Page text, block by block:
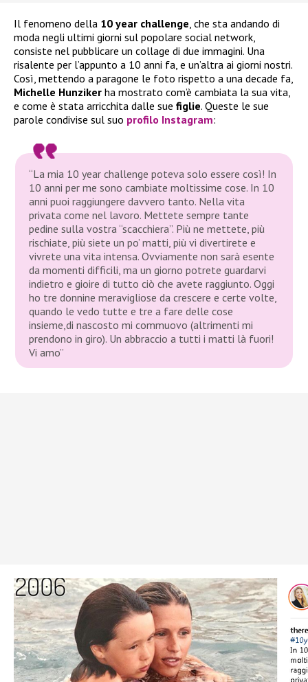
Il fenomeno della 10 year challenge , che sta andando di
moda negli ultimi giorni sul popolare social network,
consiste nel pubblicare un collage di due immagini. Una
risalente per l’appunto a 10 anni fa, e un’altra ai giorni nostri.
Così, mettendo a paragone le foto rispetto a una decade fa,
Michelle Hunziker ha mostrato com’è cambiata la sua vita,
e come è stata arricchita dalle sue figlie. Queste le sue
parole condivise sul suo profilo Instagram:
“La mia 10 year challenge poteva solo essere così! In
10 anni per me sono cambiate moltissime cose. In 10
anni puoi raggiungere davvero tanto. Nella vita
privata come nel lavoro. Mettete sempre tante
pedine sulla vostra “scacchiera”. Più ne mettete, più
rischiate, più siete un po’ matti, più vi divertirete e
vivrete una vita intensa. Ovviamente non sarà esente
da momenti difficili, ma un giorno potrete guardarvi
indietro e gioire di tutto ciò che avete raggiunto. Oggi
ho tre donnine meravigliose da crescere e certe volte,
quando le vedo tutte e tre a fare delle cose
insieme,di nascosto mi commuovo (altrimenti mi
prendono in giro). Un abbraccio a tutti i matti là fuori!
Vi amo”